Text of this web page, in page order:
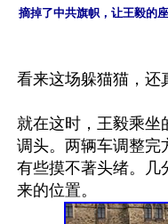
摘掉了中共旗帜，让王毅的
看来这场躲猫猫，还
就在这时，王毅乘坐
调头。两辆车调整完
有些摸不著头绪。几